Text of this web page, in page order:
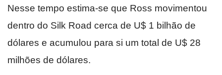
Nesse tempo estima-se que Ross movimentou
dentro do Silk Road cerca de U$ 1 bilhão de
dólares e acumulou para si um total de U$ 28
milhões de dólares.